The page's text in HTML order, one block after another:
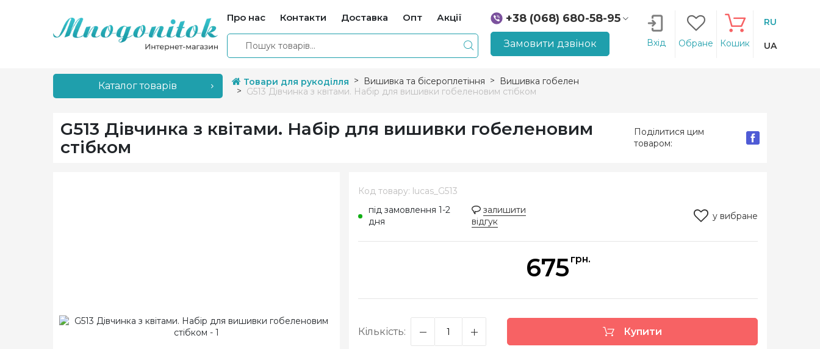
Про нас Контакти Доставка Опт Акції
+38 (068) 680-58-95
+38 (066) 207-14-90
Замовити дзвінок Вхід Обране Кошик
RU
UA
Каталог товарів Товари для рукоділля Вишивка та бісероплетіння
Вишивка гобелен
G513 Дівчинка з квітами. Набір для вишивки гобеленовим стібком
G513 Дівчинка з квітами. Набір для вишивки гобеленовим
стібком
Поділитися цим
товаром:
Код товару: lucas_G513
під замовлення 1-2
дня
залишити
відгук
у вибране
675 грн.
Кількість: Купити